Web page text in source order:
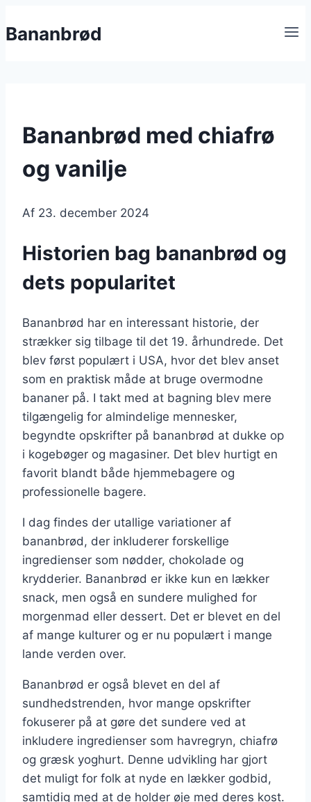
til
Bananbrød
Bananbrød med chiafrø
og vanilje
Af 23. december 2024
Historien bag bananbrød og
dets popularitet
Bananbrød har en interessant historie, der
strækker sig tilbage til det 19. århundrede. Det
blev først populært i USA, hvor det blev anset
som en praktisk måde at bruge overmodne
bananer på. I takt med at bagning blev mere
tilgængelig for almindelige mennesker,
begyndte opskrifter på bananbrød at dukke op
i kogebøger og magasiner. Det blev hurtigt en
favorit blandt både hjemmebagere og
professionelle bagere.
I dag findes der utallige variationer af
bananbrød, der inkluderer forskellige
ingredienser som nødder, chokolade og
krydderier. Bananbrød er ikke kun en lækker
snack, men også en sundere mulighed for
morgenmad eller dessert. Det er blevet en del
af mange kulturer og er nu populært i mange
lande verden over.
Bananbrød er også blevet en del af
sundhedstrenden, hvor mange opskrifter
fokuserer på at gøre det sundere ved at
inkludere ingredienser som havregryn, chiafrø
og græsk yoghurt. Denne udvikling har gjort
det muligt for folk at nyde en lækker godbid,
samtidig med at de holder øje med deres kost.